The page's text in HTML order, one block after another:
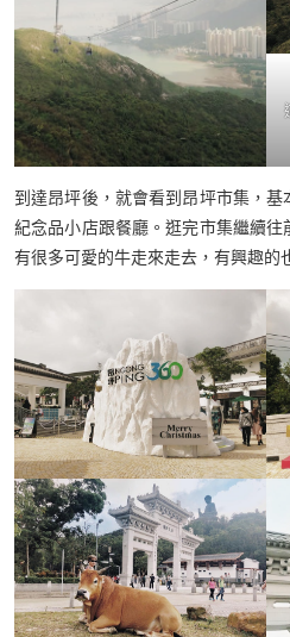
到達昂坪後，就會看到昂坪市集，
紀念品小店跟餐廳。逛完市集繼續
有很多可愛的牛走來走去，有興趣的